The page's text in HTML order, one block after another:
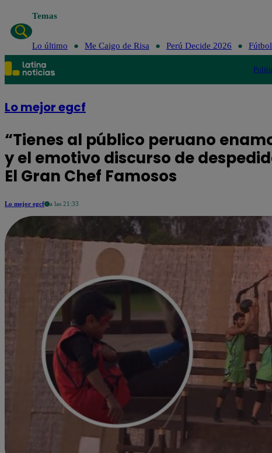
Temas
Lo último Me Caigo de Risa Perú Decide 2026
Lo mejor egcf
“Tienes al público peruano
y el emotivo discurso de
El Gran Chef Famosos
Lo mejor egcf a las 21:33